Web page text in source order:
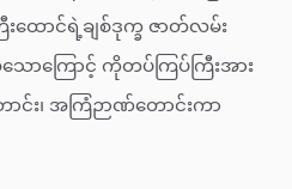
ောင်ရဲ့ချစ်ဒုက္ခ ဇာတ်လမ်း
စ်သောကြောင့် ကိုတပ်ကြပ်ကြီးအား
င်း၊ အကြံဉာဏ်တောင်းကာ